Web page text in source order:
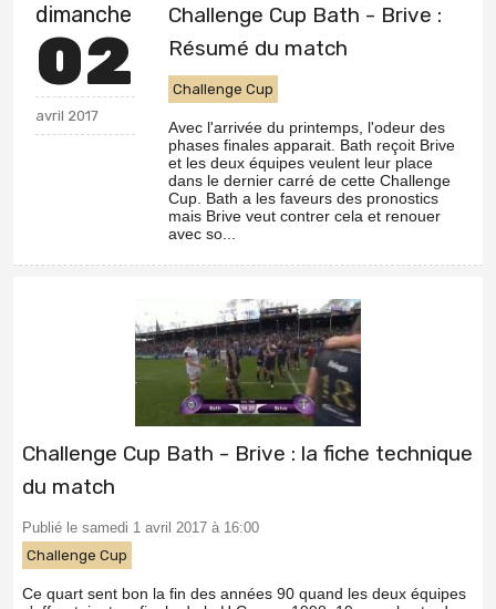
dimanche
02
avril 2017
Challenge Cup Bath - Brive :
Résumé du match
Challenge Cup
Avec l'arrivée du printemps, l'odeur des
phases finales apparait. Bath reçoit Brive
et les deux équipes veulent leur place
dans le dernier carré de cette Challenge
Cup. Bath a les faveurs des pronostics
mais Brive veut contrer cela et renouer
avec so...
Challenge Cup Bath - Brive : la fiche technique
du match
Publié le samedi 1 avril 2017 à 16:00
Challenge Cup
Ce quart sent bon la fin des années 90 quand les deux équipes